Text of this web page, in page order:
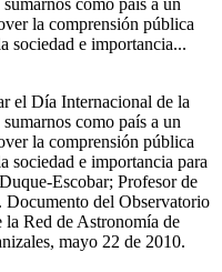
como país a un
la comprensión pública
sociedad e importancia...
el Día Internacional de la
como país a un
la comprensión pública
sociedad e importancia para
Escobar; Profesor de
del Observatorio
Red de Astronomía de
mayo 22 de 2010.